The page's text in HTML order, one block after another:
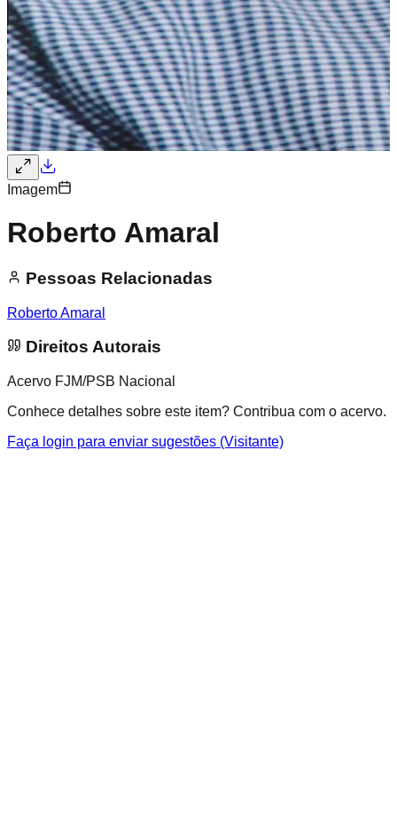
Imagem
Roberto Amaral
Pessoas Relacionadas
Roberto Amaral
Direitos Autorais
Acervo FJM/PSB Nacional
Conhece detalhes sobre este item? Contribua com o acervo.
Faça login para enviar sugestões (Visitante)